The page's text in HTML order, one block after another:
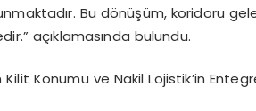
Bu dönüşüm, koridoru
açıklamasında bulundu.
Kilit Konumu ve Nakil Lojistik’in